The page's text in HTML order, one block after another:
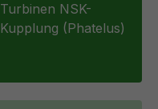
Turbinen NSK-
Kupplung (Phatelus)